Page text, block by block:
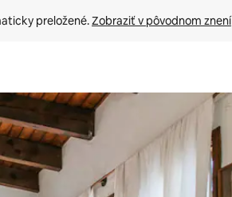
preložené. Zobraziť v pôvodnom znení